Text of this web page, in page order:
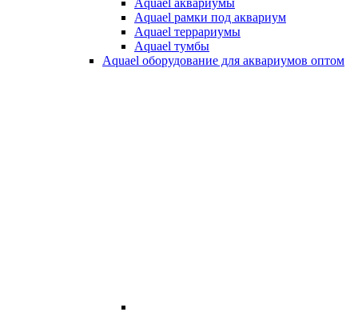
Aquael рамки под аквариум
Aquael террариумы
Aquael тумбы
Aquael оборудование для аквариумов оптом